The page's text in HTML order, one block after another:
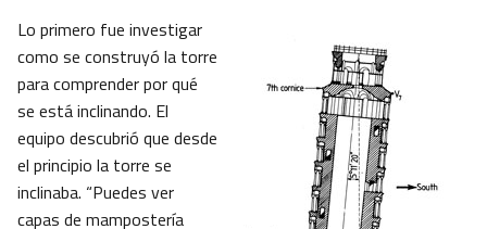
Lo primero fue investigar
como se construyó la torre
para comprender por qué
se está inclinando. El
equipo descubrió que desde
el principio la torre se
inclinaba. “Puedes ver
capas de mampostería